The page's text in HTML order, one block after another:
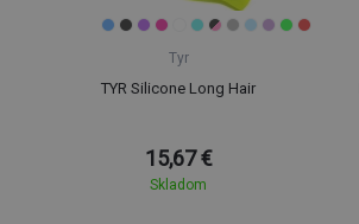
Tyr
TYR Silicone Long Hair
15,67 €
Skladom